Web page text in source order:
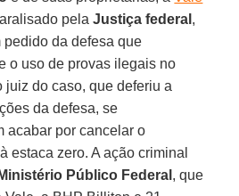
pelaJustiça federal ,
da defesa que
o uso de provas ilegais no
juiz do caso, que deferiu a
da defesa, se
acabar por cancelar o
estaca zero. A ação criminal
Ministério Público Federal , que